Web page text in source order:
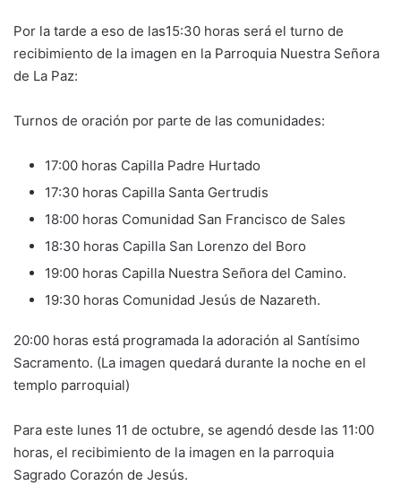
Por la tarde a eso de las15:30 horas será el turno de
recibimiento de la imagen en la Parroquia Nuestra Señora
de La Paz:
Turnos de oración por parte de las comunidades:
17:00 horas Capilla Padre Hurtado
17:30 horas Capilla Santa Gertrudis
18:00 horas Comunidad San Francisco de Sales
18:30 horas Capilla San Lorenzo del Boro
19:00 horas Capilla Nuestra Señora del Camino.
19:30 horas Comunidad Jesús de Nazareth.
20:00 horas está programada la adoración al Santísimo
Sacramento. (La imagen quedará durante la noche en el
templo parroquial)
Para este lunes 11 de octubre, se agendó desde las 11:00
horas, el recibimiento de la imagen en la parroquia
Sagrado Corazón de Jesús.